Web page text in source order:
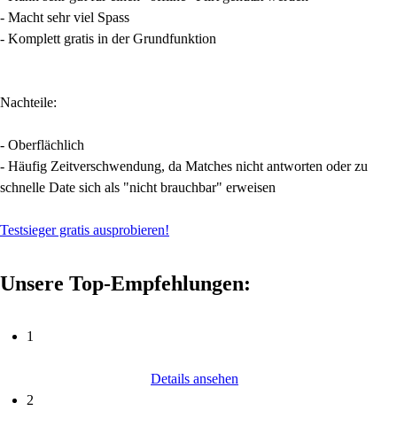
- Macht sehr viel Spass
- Komplett gratis in der Grundfunktion
Nachteile:
- Oberflächlich
- Häufig Zeitverschwendung, da Matches nicht antworten oder zu
schnelle Date sich als "nicht brauchbar" erweisen
Testsieger gratis ausprobieren!
Unsere Top-Empfehlungen:
1
Details ansehen
2